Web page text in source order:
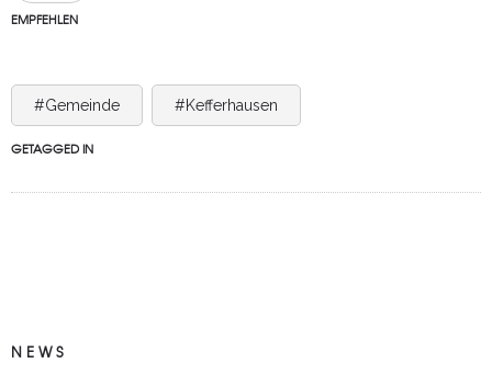
EMPFEHLEN
#Gemeinde #Kefferhausen
GETAGGED IN
NEWS